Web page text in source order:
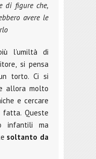
di figure che,
avere le
l’umiltà di
si pensa
torto. Ci si
allora molto
e cercare
fatta. Queste
infantili ma
soltanto da